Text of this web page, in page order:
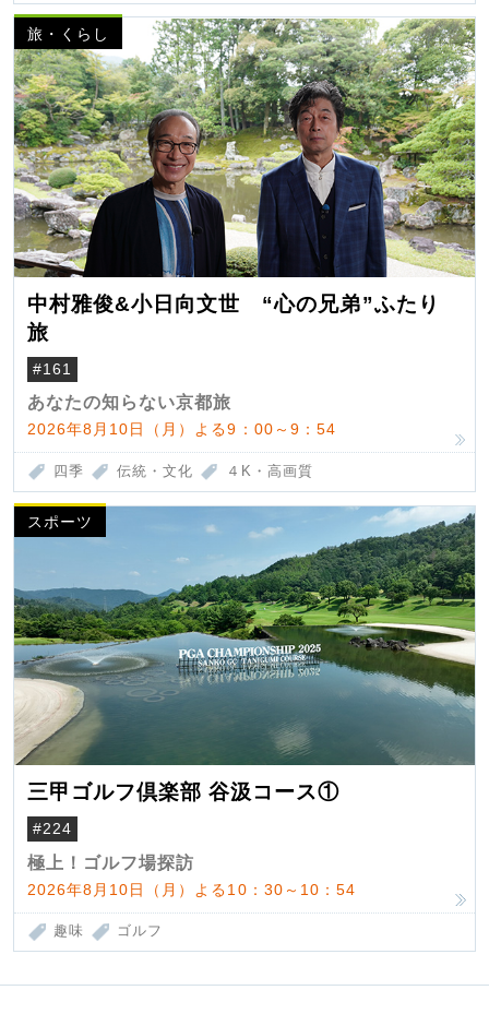
旅・くらし
中村雅俊&小日向文世 “心の兄弟”ふたり
旅
#161
あなたの知らない京都旅
2026年8月10日（月）よる9：00～9：54
四季 伝統・文化 ４K・高画質
スポーツ
三甲ゴルフ倶楽部 谷汲コース①
#224
極上！ゴルフ場探訪
2026年8月10日（月）よる10：30～10：54
趣味 ゴルフ